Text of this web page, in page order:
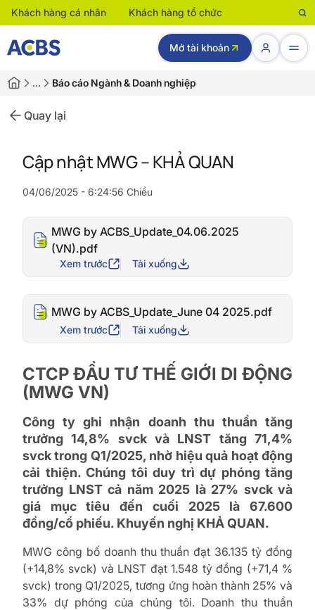
Khách hàng cá nhân Khách hàng tổ chức
Mở tài khoản
… Báo cáo Ngành & Doanh nghiệp
Quay lại
Cập nhật MWG – KHẢ QUAN
04/06/2025 - 6:24:56 Chiều
MWG by ACBS_Update_04.06.2025
(VN).pdf
Xem trước Tải xuống
MWG by ACBS_Update_June 04 2025.pdf
Xem trước Tải xuống
CTCP ĐẦU TƯ THẾ GIỚI DI ĐỘNG
(MWG VN)
Công ty ghi nhận doanh thu thuần tăng
trưởng 14,8% svck và LNST tăng 71,4%
svck trong Q1/2025, nhờ hiệu quả hoạt động
cải thiện. Chúng tôi duy trì dự phóng tăng
trưởng LNST cả năm 2025 là 27% svck và
giá mục tiêu đến cuối 2025 là 67.600
đồng/cổ phiếu. Khuyến nghị KHẢ QUAN.
MWG công bố doanh thu thuần đạt 36.135 tỷ đồng
(+14,8% svck) và LNST đạt 1.548 tỷ đồng (+71,4 %
svck) trong Q1/2025, tương ứng hoàn thành 25% và
33% dự phóng của chúng tôi. Doanh thu thuần